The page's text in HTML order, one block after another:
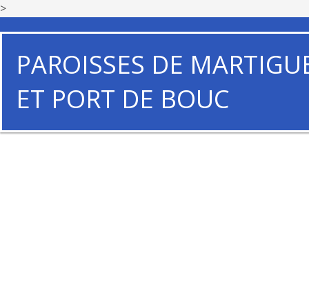
>
PAROISSES DE
ET PORT DE BOUC